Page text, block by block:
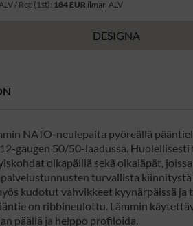
/ Rec (1st): 184 EUR ilman ALV
DESIGNA
NATO-neulepaita pyöreällä
gaugen 50/50-laadussa.
olkapäillä sekä olkaläpät,
turvallista kiinnitystä
kudotut vahvikkeet kyynärpäissä ja
on ribbineulottu. Lämmin
päällä ja helppo profiloida.